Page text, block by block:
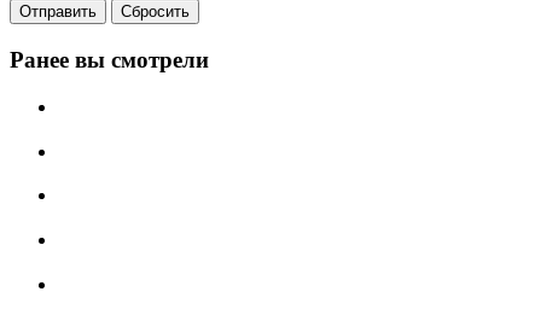
Отправить Сбросить
Ранее вы смотрели